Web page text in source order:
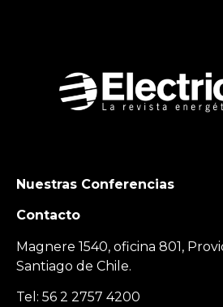
Nuestras Conferencias
Contacto
Magnere 1540, oficina 801,
Santiago de Chile.
Tel: 56 2 2757 4200